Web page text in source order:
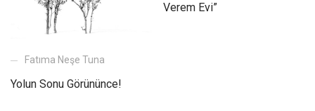
Fatıma Neşe Tuna
Yolun Sonu Görününce!
Verem Evi”